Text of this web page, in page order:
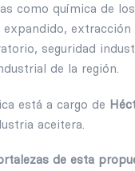
como química de
expandido,
seguridad
de la región.
está a cargo de
aceitera.
de esta